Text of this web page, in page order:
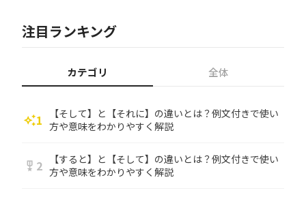
注目ランキング
カテゴリ 全体
auto_awesome1
【そして】と【それに】の違いとは？例文付きで使い
方や意味をわかりやすく解説
military_tech 2
【すると】と【そして】の違いとは？例文付きで使い
方や意味をわかりやすく解説